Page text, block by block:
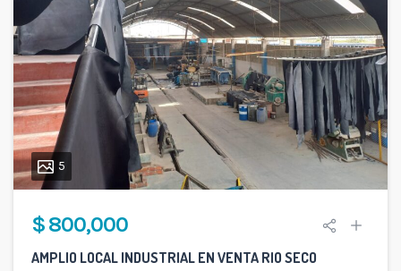
5
$ 800,000
AMPLIO LOCAL INDUSTRIAL EN VENTA RIO SECO